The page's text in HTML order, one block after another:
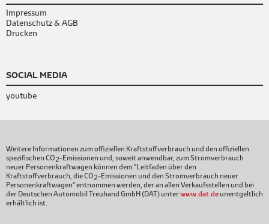
Impressum
Datenschutz & AGB
Drucken
SOCIAL MEDIA
youtube
Weitere Informationen zum offiziellen Kraftstoffverbrauch und den offiziellen
spezifischen CO2-Emissionen und, soweit anwendbar, zum Stromverbrauch
neuer Personenkraftwagen können dem "Leitfaden über den
Kraftstoffverbrauch, die CO2-Emissionen und den Stromverbrauch neuer
Personenkraftwagen" entnommen werden, der an allen Verkaufsstellen und bei
der Deutschen Automobil Treuhand GmbH (DAT) unterwww.dat.deunentgeltlich
erhältlich ist.